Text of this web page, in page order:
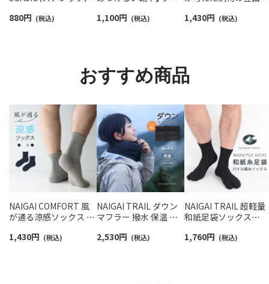
抗菌防臭 ソックス メン
880円 (税込)
【24-26cm】【26-28cm】
1,100円 (税込)
リノウール混 クルー
1,430円 (税込)
おすすめ商品
NAIGAI COMFORT 風
が通る涼感ソックス 通
ソフト口ゴム ショート
1,430円 (税込)
NAIGAI TRAIL ダウン
マフラー 撥水 保温 軽
日最短翌日発送】
2,530円 (税込)
NAIGAI TRAIL 超軽量
和紙足袋ソックス
camifine&#174;） 足底
1,760円 (税込)